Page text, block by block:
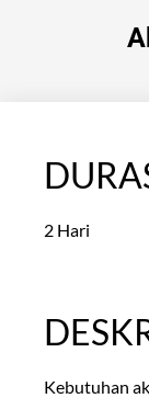
2 Hari
Kebutuhan